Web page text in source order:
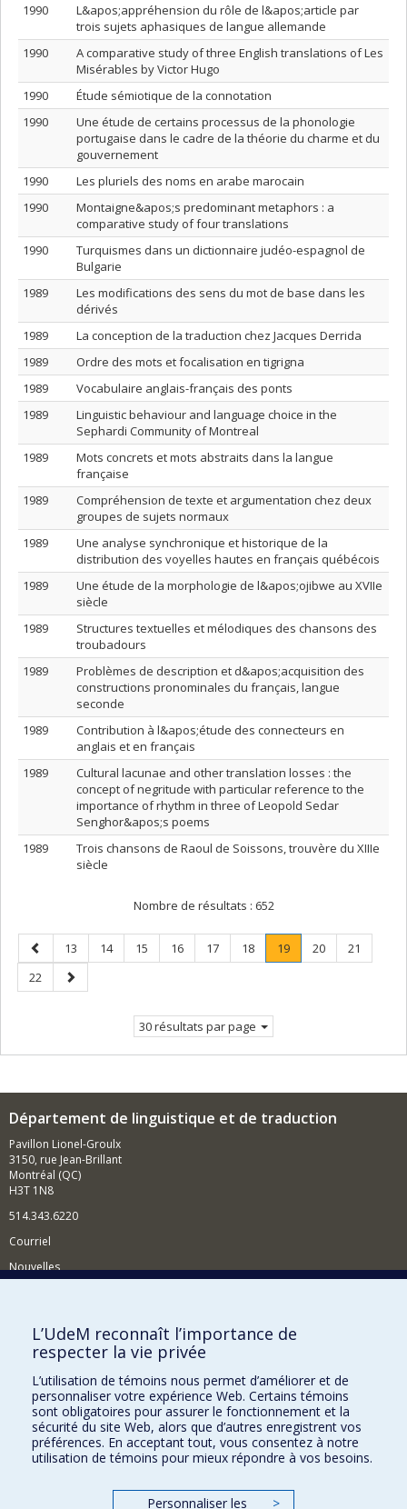
1990
L&apos;appréhension du rôle de l&apos;article par
trois sujets aphasiques de langue allemande
1990
A comparative study of three English translations of Les
Misérables by Victor Hugo
1990
Étude sémiotique de la connotation
1990
Une étude de certains processus de la phonologie
portugaise dans le cadre de la théorie du charme et du
gouvernement
1990
Les pluriels des noms en arabe marocain
1990
Montaigne&apos;s predominant metaphors : a
comparative study of four translations
1990
Turquismes dans un dictionnaire judéo-espagnol de
Bulgarie
1989
Les modifications des sens du mot de base dans les
dérivés
1989
La conception de la traduction chez Jacques Derrida
1989
Ordre des mots et focalisation en tigrigna
1989
Vocabulaire anglais-français des ponts
1989
Linguistic behaviour and language choice in the
Sephardi Community of Montreal
1989
Mots concrets et mots abstraits dans la langue
française
1989
Compréhension de texte et argumentation chez deux
groupes de sujets normaux
1989
Une analyse synchronique et historique de la
distribution des voyelles hautes en français québécois
1989
Une étude de la morphologie de l&apos;ojibwe au XVIIe
siècle
1989
Structures textuelles et mélodiques des chansons des
troubadours
1989
Problèmes de description et d&apos;acquisition des
constructions pronominales du français, langue
seconde
1989
Contribution à l&apos;étude des connecteurs en
anglais et en français
1989
Cultural lacunae and other translation losses : the
concept of negritude with particular reference to the
importance of rhythm in three of Leopold Sedar
Senghor&apos;s poems
1989
Trois chansons de Raoul de Soissons, trouvère du XIIIe
siècle
Nombre de résultats : 652
Page
précédente
Page
13 Page
14 Page
15 Page
16 Page
17 Page
18 Page
19.
Page
Page
20 Page
21
Page
22
Page
suivante
30 résultats par page
Département de linguistique et de traduction
Pavillon Lionel-Groulx
3150, rue Jean-Brillant
Montréal (QC)
H3T 1N8
514.343.6220
Courriel
Nouvelles
Comment soutenir le Département?
BESOIN D'AIDE?
Plan du site
Signaler une erreur
Accessibilité
FACULTÉ DES ARTS ET DES SCIENCES
Nos départements et écoles
L’UdeM reconnaît l’importance de
respecter la vie privée
L’utilisation de témoins nous permet d’améliorer et de
personnaliser votre expérience Web. Certains témoins
sont obligatoires pour assurer le fonctionnement et la
sécurité du site Web, alors que d’autres enregistrent vos
préférences. En acceptant tout, vous consentez à notre
utilisation de témoins pour mieux répondre à vos besoins.
Personnaliser les >